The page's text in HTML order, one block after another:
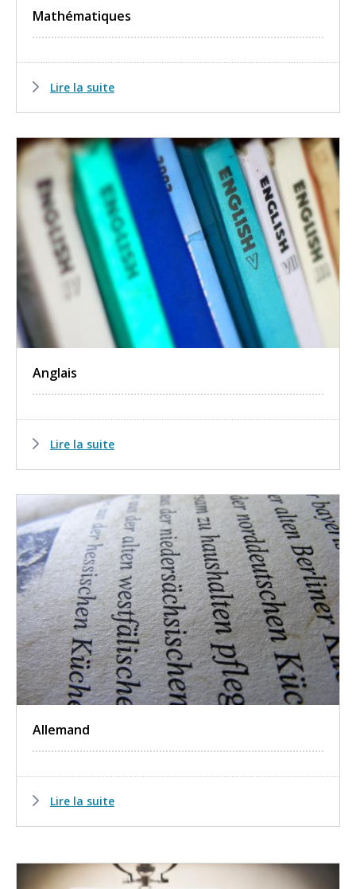
Mathématiques
Lire la suite
Anglais
Lire la suite
Allemand
Lire la suite